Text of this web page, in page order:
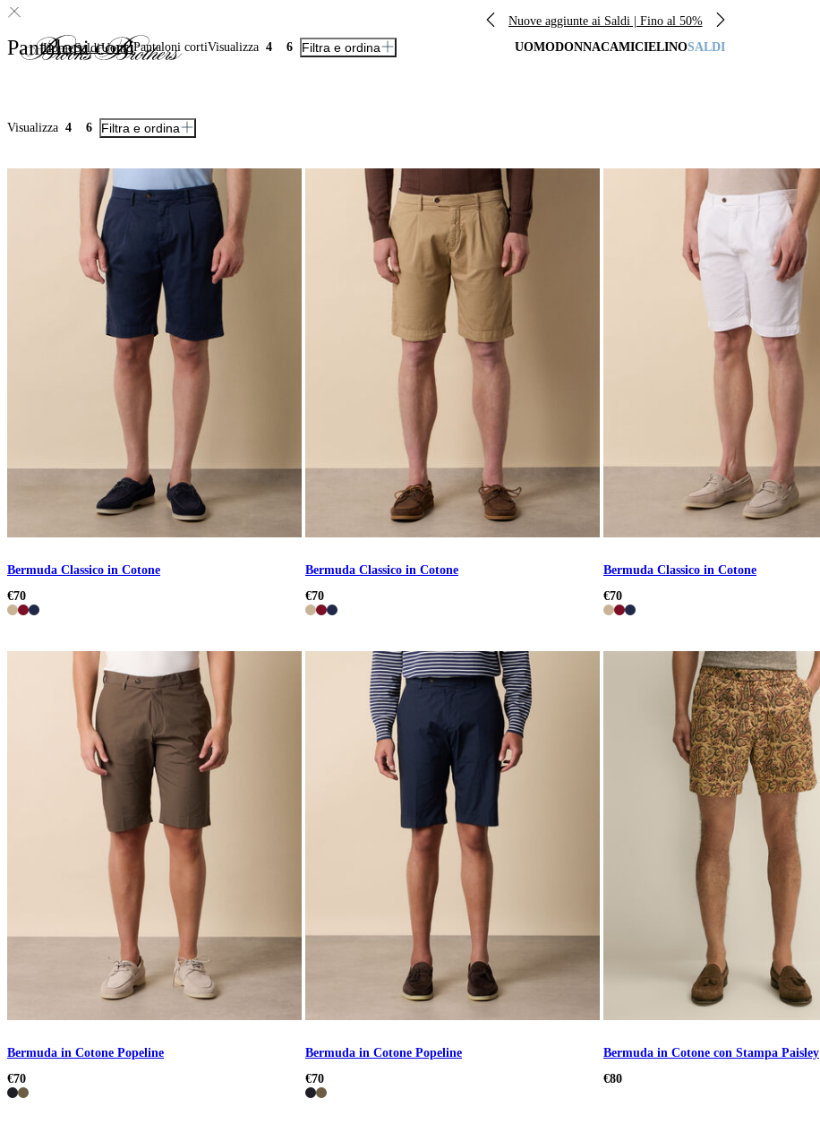
Nuove aggiunte ai Saldi | Fino al 50%
UOMODONNACAMICIELINOSALDI
HomeSaldiUomoPantaloni cortiVisualizza 4 6 Filtra e ordina
Pantaloni corti
Visualizza 4 6 Filtra e ordina
Bermuda Classico in Cotone
€70
Bermuda Classico in Cotone
€70
Bermuda Classico in Cotone
€70
Bermuda in Cotone Popeline
€70
Bermuda in Cotone Popeline
€70
Bermuda in Cotone con Stampa Paisley
€80